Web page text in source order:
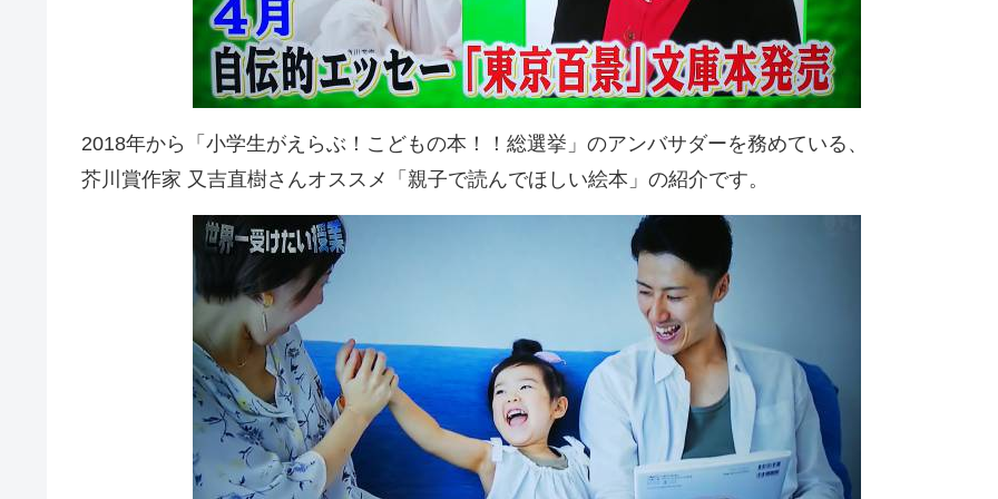
2018年から「小学生がえらぶ！こどもの本！！総選挙」のアンバサダーを務めている、
芥川賞作家 又吉直樹さんオススメ「親子で読んでほしい絵本」の紹介です。